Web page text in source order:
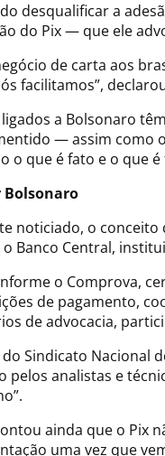
desqualificar a
do Pix — que ele
de carta aos
facilitamos”,
a Bolsonaro
— assim como
o que é fato e o que é
Bolsonaro
noticiado, o conceito
o Banco Central,
o Comprova,
de pagamento,
de advocacia,
Sindicato Nacional
pelos analistas e
ainda que o Pix
uma vez que